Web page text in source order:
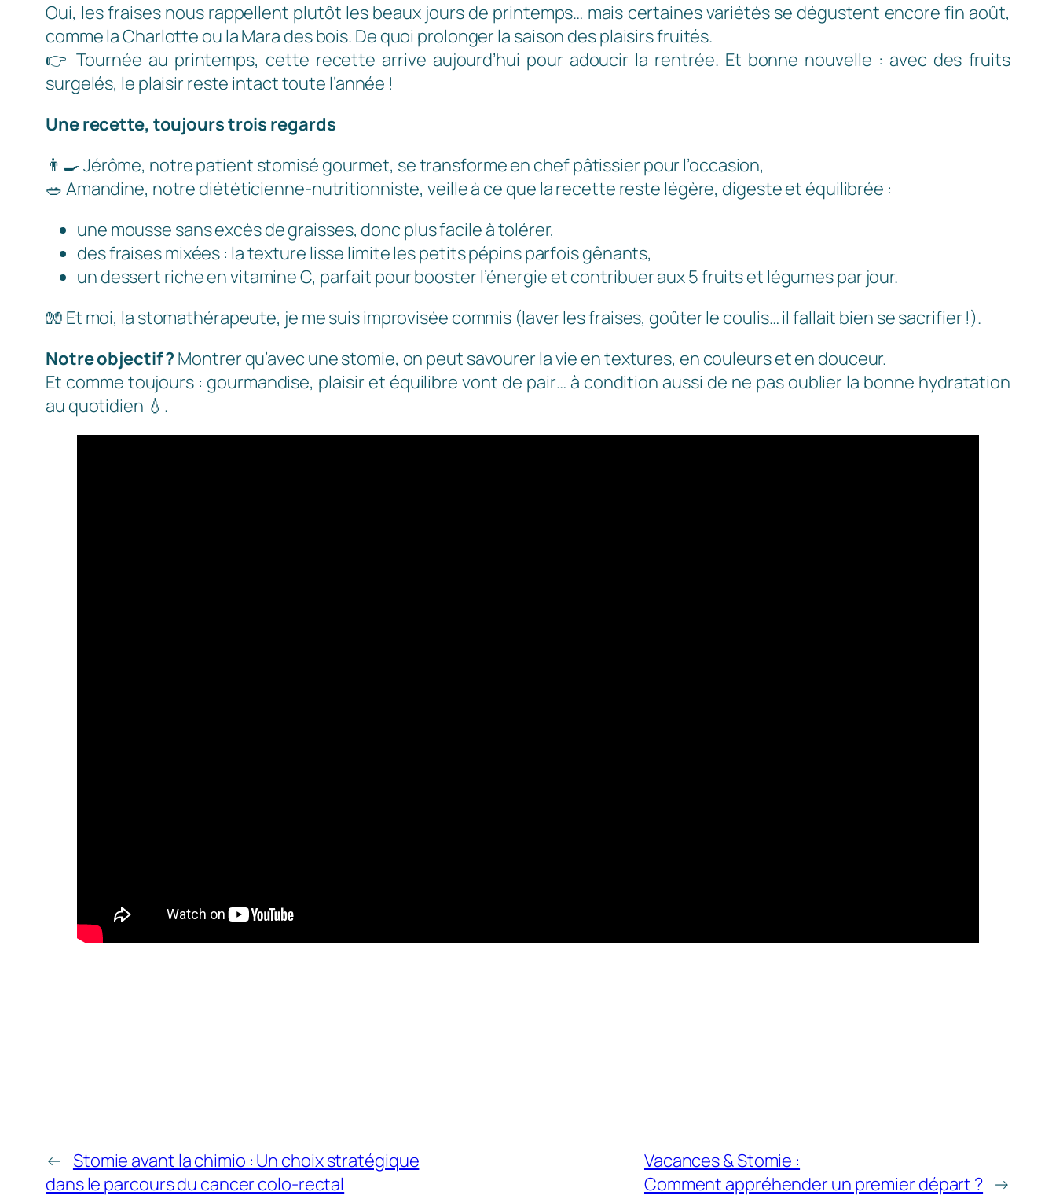
Oui, les fraises nous rappellent plutôt les beaux jours de printemps… mais certaines variétés se dégustent encore fin août,
comme la Charlotte ou la Mara des bois. De quoi prolonger la saison des plaisirs fruités.
👉 Tournée au printemps, cette recette arrive aujourd’hui pour adoucir la rentrée. Et bonne nouvelle : avec des fruits
surgelés, le plaisir reste intact toute l’année !
Une recette, toujours trois regards
👨‍🍳 Jérôme, notre patient stomisé gourmet, se transforme en chef pâtissier pour l’occasion,
🥗 Amandine, notre diététicienne-nutritionniste, veille à ce que la recette reste légère, digeste et équilibrée :
une mousse sans excès de graisses, donc plus facile à tolérer,
des fraises mixées : la texture lisse limite les petits pépins parfois gênants,
un dessert riche en vitamine C, parfait pour booster l’énergie et contribuer aux 5 fruits et légumes par jour.
🧤 Et moi, la stomathérapeute, je me suis improvisée commis (laver les fraises, goûter le coulis… il fallait bien se sacrifier !).
Notre objectif ? Montrer qu’avec une stomie, on peut savourer la vie en textures, en couleurs et en douceur.
Et comme toujours : gourmandise, plaisir et équilibre vont de pair… à condition aussi de ne pas oublier la bonne hydratation
au quotidien 💧.
← Stomie avant la chimio : Un choix stratégique
dans le parcours du cancer colo-rectal
Vacances & Stomie :
Comment appréhender un premier départ ? →